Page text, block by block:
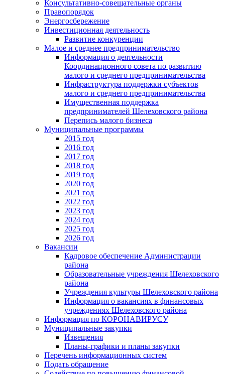
Консультативно-совещательные органы
Правопорядок
Энергосбережение
Инвестиционная деятельность
Развитие конкуренции
Малое и среднее предпринимательство
Информация о деятельности
Координационного совета по развитию
малого и среднего предпринимательства
Инфраструктура поддержки субъектов
малого и среднего предпринимательства
Имущественная поддержка
предпринимателей Шелеховского района
Перепись малого бизнеса
Муниципальные программы
2015 год
2016 год
2017 год
2018 год
2019 год
2020 год
2021 год
2022 год
2023 год
2024 год
2025 год
2026 год
Вакансии
Кадровое обеспечение Администрации
района
Образовательные учреждения Шелеховского
района
Учреждения культуры Шелеховского района
Информация о вакансиях в финансовых
учреждениях Шелеховского района
Информация по КОРОНАВИРУСУ
Муниципальные закупки
Извещения
Планы-графики и планы закупки
Перечень информационных систем
Подать обращение